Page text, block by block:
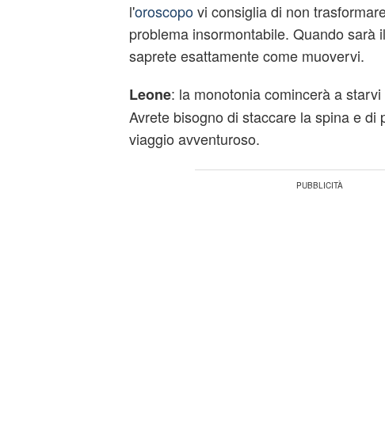
l'oroscopovi consiglia di non
problema insormontabile. Quando sarà
saprete esattamente come muovervi.
Leone: la monotonia comincerà a
Avrete bisogno di staccare la spina e di
viaggio avventuroso.